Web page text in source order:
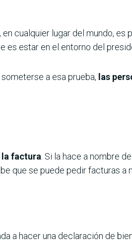
cualquier lugar del mundo, es
es estar en el entorno del
a esa prueba, las
la factura . Si la hace a nombre
que se puede pedir facturas a
a hacer una declaración de